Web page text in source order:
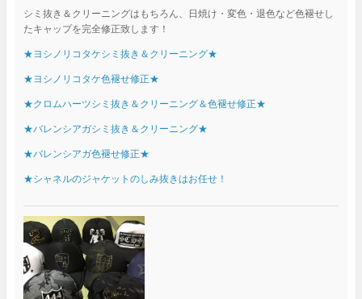
シミ抜き＆クリーニングはもちろん、日焼け・変色・退色など色褪せし
たキャップを完全修正致します！
★ヨシノリコタケシミ抜き＆クリーニング★
★ヨシノリコタケ色褪せ修正★
★クロムハーツシミ抜き＆クリーニング＆色褪せ修正★
★バレンシアガシミ抜き＆クリーニング★
★バレンシアガ色褪せ修正★
★シャネルのジャケットのしみ抜きはお任せ！